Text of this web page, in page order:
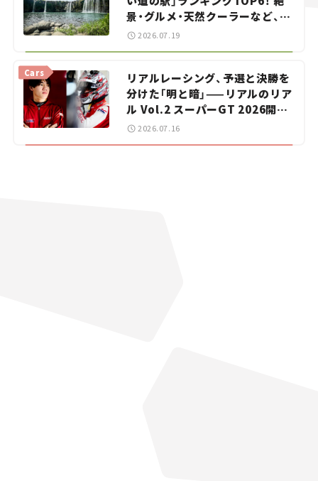
景・グルメ・天然クーラーなど、避
暑におすすめのスポットを紹介
2026.07.19
リアルレーシング、予選と決勝を
分けた「明と暗」——リアルのリア
ル Vol.2 スーパーGT 2026開幕
戦 岡山国際サーキット
Cars
2026.07.16